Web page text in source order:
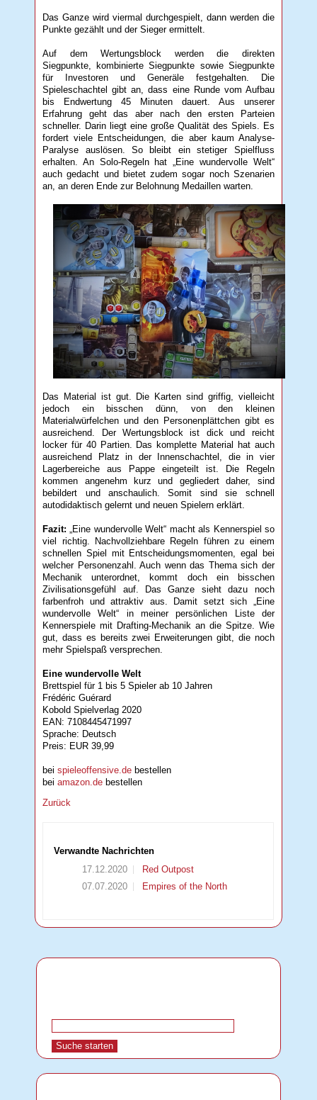
Das Ganze wird viermal durchgespielt, dann werden die
Punkte gezählt und der Sieger ermittelt.
Auf dem Wertungsblock werden die direkten
Siegpunkte, kombinierte Siegpunkte sowie Siegpunkte
für Investoren und Generäle festgehalten. Die
Spieleschachtel gibt an, dass eine Runde vom Aufbau
bis Endwertung 45 Minuten dauert. Aus unserer
Erfahrung geht das aber nach den ersten Parteien
schneller. Darin liegt eine große Qualität des Spiels. Es
fordert viele Entscheidungen, die aber kaum Analyse-
Paralyse auslösen. So bleibt ein stetiger Spielfluss
erhalten. An Solo-Regeln hat „Eine wundervolle Welt“
auch gedacht und bietet zudem sogar noch Szenarien
an, an deren Ende zur Belohnung Medaillen warten.
Das Material ist gut. Die Karten sind griffig, vielleicht
jedoch ein bisschen dünn, von den kleinen
Materialwürfelchen und den Personenplättchen gibt es
ausreichend. Der Wertungsblock ist dick und reicht
locker für 40 Partien. Das komplette Material hat auch
ausreichend Platz in der Innenschachtel, die in vier
Lagerbereiche aus Pappe eingeteilt ist. Die Regeln
kommen angenehm kurz und gegliedert daher, sind
bebildert und anschaulich. Somit sind sie schnell
autodidaktisch gelernt und neuen Spielern erklärt.
Fazit: „Eine wundervolle Welt“ macht als Kennerspiel so
viel richtig. Nachvollziehbare Regeln führen zu einem
schnellen Spiel mit Entscheidungsmomenten, egal bei
welcher Personenzahl. Auch wenn das Thema sich der
Mechanik unterordnet, kommt doch ein bisschen
Zivilisationsgefühl auf. Das Ganze sieht dazu noch
farbenfroh und attraktiv aus. Damit setzt sich „Eine
wundervolle Welt“ in meiner persönlichen Liste der
Kennerspiele mit Drafting-Mechanik an die Spitze. Wie
gut, dass es bereits zwei Erweiterungen gibt, die noch
mehr Spielspaß versprechen.
Eine wundervolle Welt
Brettspiel für 1 bis 5 Spieler ab 10 Jahren
Frédéric Guérard
Kobold Spielverlag 2020
EAN: 7108445471997
Sprache: Deutsch
Preis: EUR 39,99
beispieleoffensive.de bestellen
beiamazon.de bestellen
Zurück
Verwandte Nachrichten
17.12.2020
Red Outpost
07.07.2020
Empires of the North